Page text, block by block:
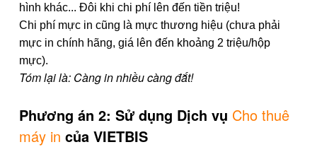
hình khác... Đôi khi chi phí lên đến tiền triệu!
Chi phí mực in cũng là mực thương hiệu (chưa phải
mực in chính hãng, giá lên đến khoảng 2 triệu/hộp
mực).
Tóm lại là: Càng in nhiều càng đắt!
Phương án 2: Sử dụng Dịch vụ Cho thuê
máy in của VIETBIS